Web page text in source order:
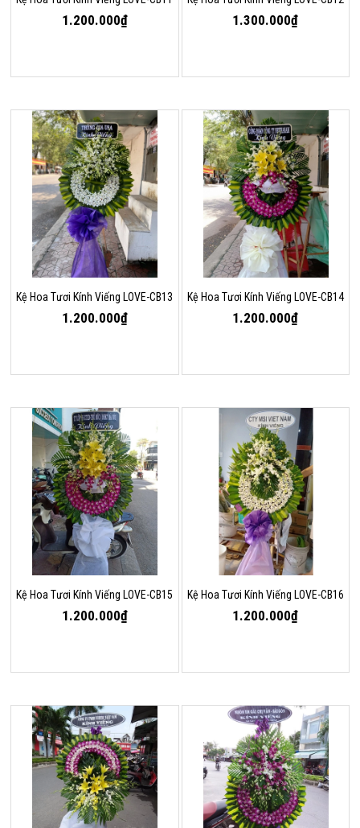
1.200.000₫ 1.300.000₫
Kệ Hoa Tươi Kính Viếng LOVE-CB13
1.200.000₫
Kệ Hoa Tươi Kính Viếng LOVE-CB14
1.200.000₫
Kệ Hoa Tươi Kính Viếng LOVE-CB15
1.200.000₫
Kệ Hoa Tươi Kính Viếng LOVE-CB16
1.200.000₫